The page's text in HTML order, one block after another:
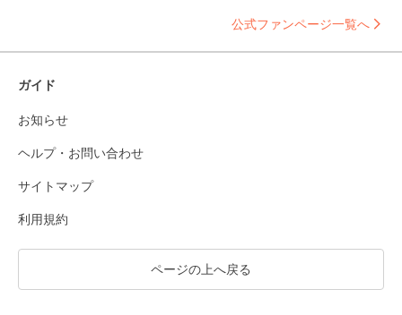
公式ファンページ一覧へ
ガイド
お知らせ
ヘルプ・お問い合わせ
サイトマップ
利用規約
ページの上へ戻る